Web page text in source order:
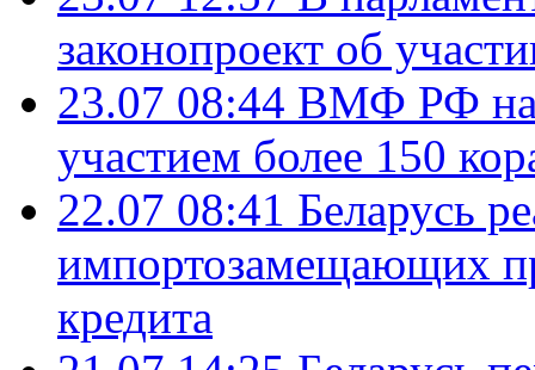
законопроект об
23.07 08:44 ВМФ РФ
участием более 150
22.07 08:41 Беларусь
импортозамещающих
кредита